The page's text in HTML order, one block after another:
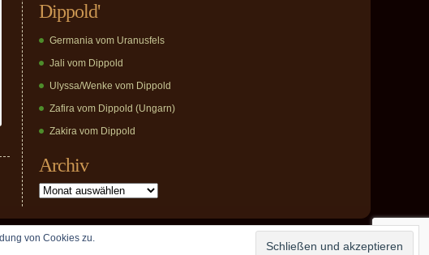
Dippold'
Germania vom Uranusfels
Jali vom Dippold
Ulyssa/Wenke vom Dippold
Zafira vom Dippold (Ungarn)
Zakira vom Dippold
Archiv
Archiv
von Cookies zu.